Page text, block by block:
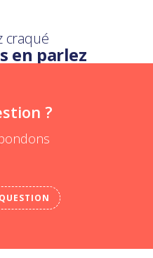
craqué
en parlez
?